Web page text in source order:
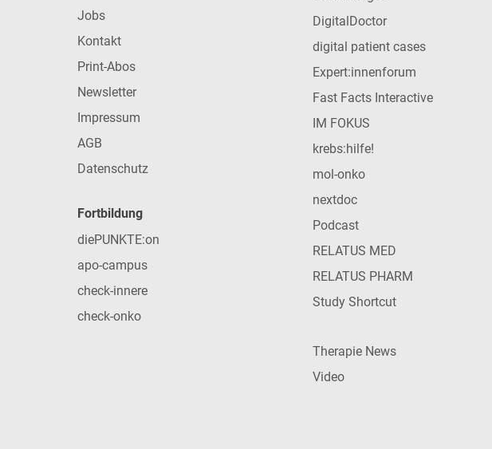
Jobs
Kontakt
Print-Abos
Newsletter
Impressum
AGB
Datenschutz
Fortbildung
diePUNKTE:on
apo-campus
check-innere
check-onko
DigitalDoctor
digital patient cases
Expert:innenforum
Fast Facts Interactive
IM FOKUS
krebs:hilfe!
mol-onko
nextdoc
Podcast
RELATUS MED
RELATUS PHARM
Study Shortcut
Therapie News
Video